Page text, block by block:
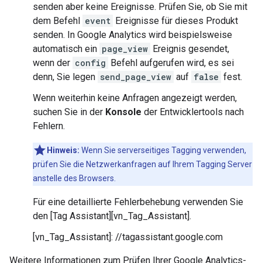
senden aber keine Ereignisse. Prüfen Sie, ob Sie mit
dem Befehl event Ereignisse für dieses Produkt
senden. In Google Analytics wird beispielsweise
automatisch ein page_view Ereignis gesendet,
wenn der config Befehl aufgerufen wird, es sei
denn, Sie legen send_page_view auf false fest.
Wenn weiterhin keine Anfragen angezeigt werden,
suchen Sie in der Konsole der Entwicklertools nach
Fehlern.
Hinweis: Wenn Sie serverseitiges Tagging verwenden,
prüfen Sie die Netzwerkanfragen auf Ihrem Tagging Server
anstelle des Browsers.
Für eine detaillierte Fehlerbehebung verwenden Sie
den [Tag Assistant][vn_Tag_Assistant].
[vn_Tag_Assistant]: //tagassistant.google.com
Weitere Informationen zum Prüfen Ihrer Google Analytics-